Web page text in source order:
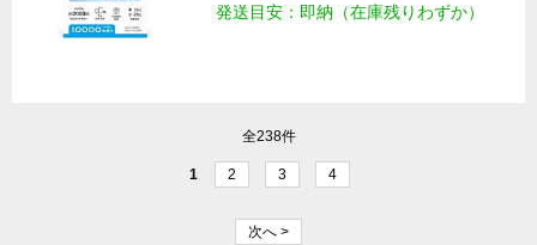
発送目安：即納（在庫残りわずか）
全238件
1 2 3 4
次へ >